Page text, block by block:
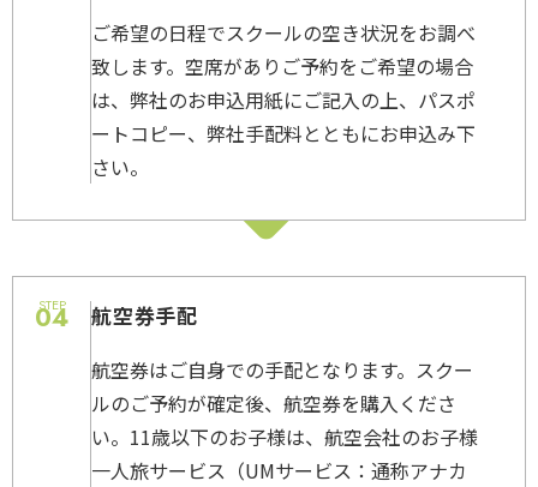
ご希望の日程でスクールの空き状況をお調べ
致します。空席がありご予約をご希望の場合
は、弊社のお申込用紙にご記入の上、パスポ
ートコピー、弊社手配料とともにお申込み下
さい。
STEP
04 航空券手配
航空券はご自身での手配となります。スクー
ルのご予約が確定後、航空券を購入くださ
い。11歳以下のお子様は、航空会社のお子様
一人旅サービス（UMサービス：通称アナカ